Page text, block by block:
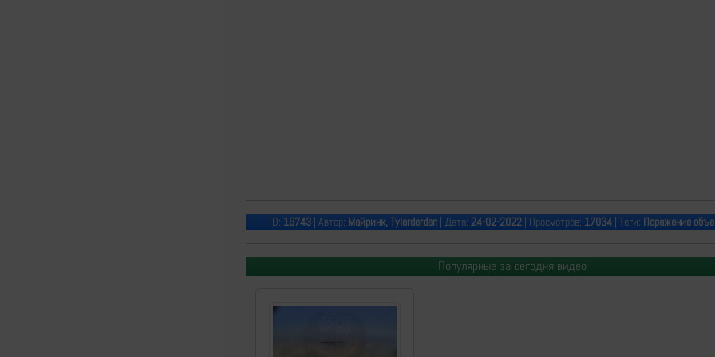
ID: 19743| Автор: Майринк, Tylerderden| Дата: 24-02-2022| Просмотров: 17034| Теги: Поражение
Популярные за сегодня видео